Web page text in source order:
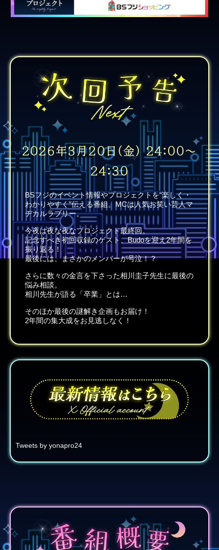
2026年3月20日(金) 24:00～
24:30
BSフジのイベント情報やプロジェクトを“楽しく・
わかりやすく”伝える番組。MCは人気お笑い芸人マ
ヂカルラブリー。
今夜は夜な夜なプロジェクト最終回。
記念すべき初回収録のゲスト、Budoを迎え2年間を
振り返る！
最後には、まさかのメンバーが号泣！？
さらに数々の金言を下さった相川圭子先生に最後の
悩み相談。
相川先生が語る「卒業」とは…
そのほか最後の謎解き企画もお届け！
2年間の集大成をお見逃しなく！
Tweets by yonapro24